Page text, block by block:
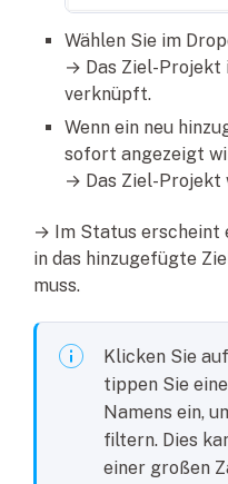
Wählen Sie im
→ Das Ziel-Projekt
verknüpft.
Wenn ein neu
sofort angezeigt
→ Das Ziel-Projekt
→ Im Status erscheint
in das hinzugefügte
muss.
Klicken Sie auf
tippen Sie
Namens ein,
filtern. Dies
einer großen